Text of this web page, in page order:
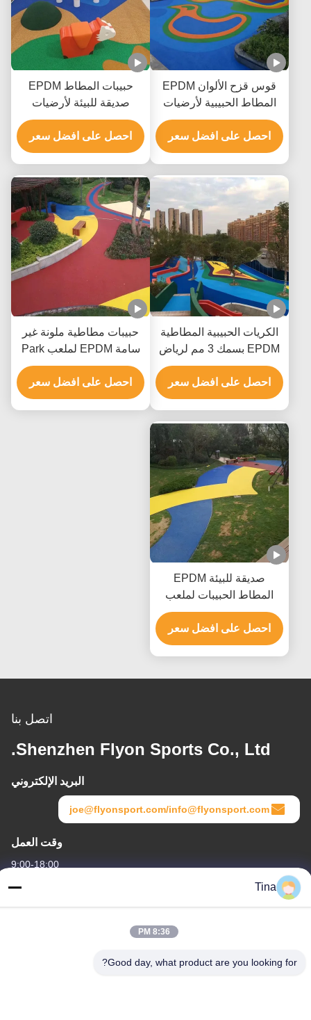
قوس قزح الألوان EPDM
المطاط الحبيبية لأرضيات
حمام السباحة Colouful
احصل على افضل سعر
حبيبات المطاط EPDM
صديقة للبيئة لأرضيات
منطقة رياض الأطفال
احصل على افضل سعر
الكريات الحبيبية المطاطية
EPDM بسمك 3 مم لرياض
الأطفال في ممر الملعب
احصل على افضل سعر
حبيبات مطاطية ملونة غير
سامة EPDM لملعب Park
Walkway
احصل على افضل سعر
صديقة للبيئة EPDM
المطاط الحبيبات لملعب
الرياضة المحكمة
احصل على افضل سعر
اتصل بنا
Shenzhen Flyon Sports Co., Ltd.
البريد الإلكتروني
joe@flyonsport.com/info@flyonsport.com
وقت العمل
9:00-18:00
Henggang Community ، Longgang Street
Tina
8:36 PM
Good day, what product are you looking for?